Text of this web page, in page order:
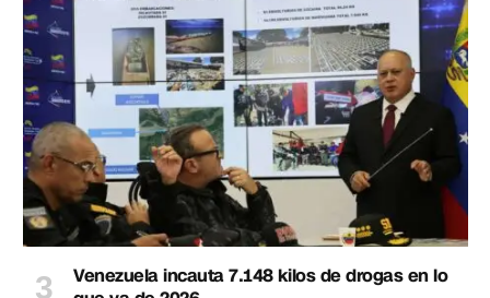
Venezuela incauta 7.148 kilos de drogas en lo